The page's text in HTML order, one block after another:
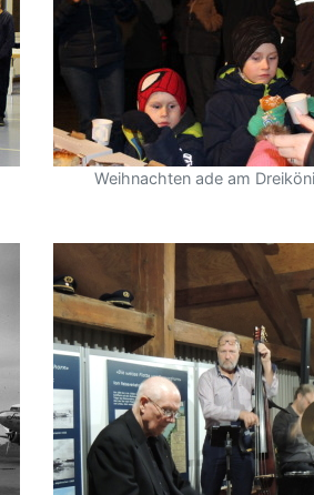
Weihnachten ade am